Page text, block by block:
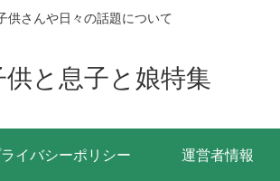
供さんや日々の話題について
供と息子と娘特集
イバシーポリシー 運営者情報